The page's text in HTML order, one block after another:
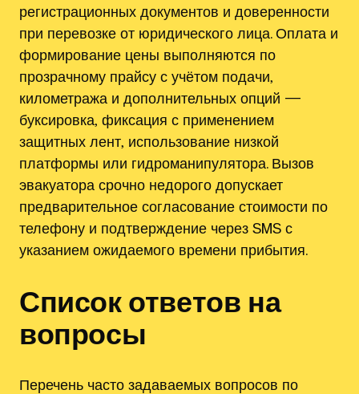
регистрационных документов и доверенности
при перевозке от юридического лица. Оплата и
формирование цены выполняются по
прозрачному прайсу с учётом подачи‚
километража и дополнительных опций —
буксировка‚ фиксация с применением
защитных лент‚ использование низкой
платформы или гидроманипулятора. Вызов
эвакуатора срочно недорого допускает
предварительное согласование стоимости по
телефону и подтверждение через SMS с
указанием ожидаемого времени прибытия.
Список ответов на
вопросы
Перечень часто задаваемых вопросов по